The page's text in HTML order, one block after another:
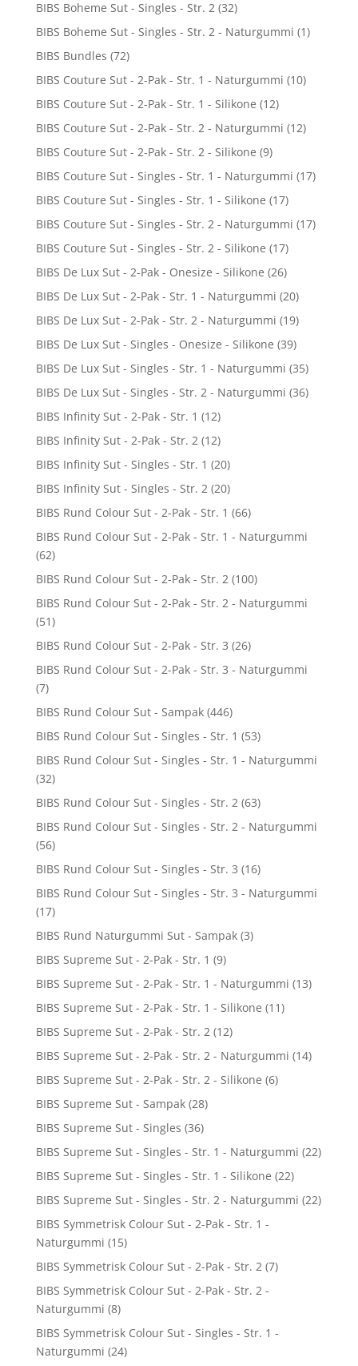
BIBS Boheme Sut - Singles - Str. 2 (32)
BIBS Boheme Sut - Singles - Str. 2 - Naturgummi (1)
BIBS Bundles (72)
BIBS Couture Sut - 2-Pak - Str. 1 - Naturgummi (10)
BIBS Couture Sut - 2-Pak - Str. 1 - Silikone (12)
BIBS Couture Sut - 2-Pak - Str. 2 - Naturgummi (12)
BIBS Couture Sut - 2-Pak - Str. 2 - Silikone (9)
BIBS Couture Sut - Singles - Str. 1 - Naturgummi (17)
BIBS Couture Sut - Singles - Str. 1 - Silikone (17)
BIBS Couture Sut - Singles - Str. 2 - Naturgummi (17)
BIBS Couture Sut - Singles - Str. 2 - Silikone (17)
BIBS De Lux Sut - 2-Pak - Onesize - Silikone (26)
BIBS De Lux Sut - 2-Pak - Str. 1 - Naturgummi (20)
BIBS De Lux Sut - 2-Pak - Str. 2 - Naturgummi (19)
BIBS De Lux Sut - Singles - Onesize - Silikone (39)
BIBS De Lux Sut - Singles - Str. 1 - Naturgummi (35)
BIBS De Lux Sut - Singles - Str. 2 - Naturgummi (36)
BIBS Infinity Sut - 2-Pak - Str. 1 (12)
BIBS Infinity Sut - 2-Pak - Str. 2 (12)
BIBS Infinity Sut - Singles - Str. 1 (20)
BIBS Infinity Sut - Singles - Str. 2 (20)
BIBS Rund Colour Sut - 2-Pak - Str. 1 (66)
BIBS Rund Colour Sut - 2-Pak - Str. 1 - Naturgummi
(62)
BIBS Rund Colour Sut - 2-Pak - Str. 2 (100)
BIBS Rund Colour Sut - 2-Pak - Str. 2 - Naturgummi
(51)
BIBS Rund Colour Sut - 2-Pak - Str. 3 (26)
BIBS Rund Colour Sut - 2-Pak - Str. 3 - Naturgummi
(7)
BIBS Rund Colour Sut - Sampak (446)
BIBS Rund Colour Sut - Singles - Str. 1 (53)
BIBS Rund Colour Sut - Singles - Str. 1 - Naturgummi
(32)
BIBS Rund Colour Sut - Singles - Str. 2 (63)
BIBS Rund Colour Sut - Singles - Str. 2 - Naturgummi
(56)
BIBS Rund Colour Sut - Singles - Str. 3 (16)
BIBS Rund Colour Sut - Singles - Str. 3 - Naturgummi
(17)
BIBS Rund Naturgummi Sut - Sampak (3)
BIBS Supreme Sut - 2-Pak - Str. 1 (9)
BIBS Supreme Sut - 2-Pak - Str. 1 - Naturgummi (13)
BIBS Supreme Sut - 2-Pak - Str. 1 - Silikone (11)
BIBS Supreme Sut - 2-Pak - Str. 2 (12)
BIBS Supreme Sut - 2-Pak - Str. 2 - Naturgummi (14)
BIBS Supreme Sut - 2-Pak - Str. 2 - Silikone (6)
BIBS Supreme Sut - Sampak (28)
BIBS Supreme Sut - Singles (36)
BIBS Supreme Sut - Singles - Str. 1 - Naturgummi (22)
BIBS Supreme Sut - Singles - Str. 1 - Silikone (22)
BIBS Supreme Sut - Singles - Str. 2 - Naturgummi (22)
BIBS Symmetrisk Colour Sut - 2-Pak - Str. 1 -
Naturgummi (15)
BIBS Symmetrisk Colour Sut - 2-Pak - Str. 2 (7)
BIBS Symmetrisk Colour Sut - 2-Pak - Str. 2 -
Naturgummi (8)
BIBS Symmetrisk Colour Sut - Singles - Str. 1 -
Naturgummi (24)